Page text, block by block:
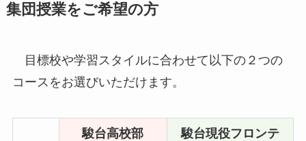
集団授業をご希望の方
目標校や学習スタイルに合わせて以下の２つの
コースをお選びいただけます。
駿台高校部
駿台現役フロンテ